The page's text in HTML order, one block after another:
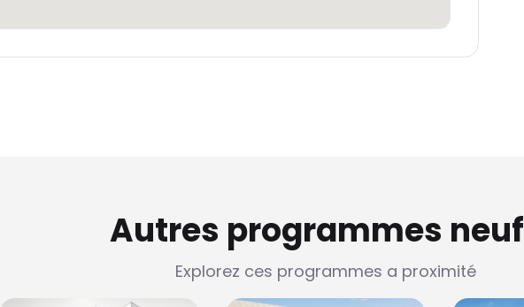
Autres programmes
Explorez ces programmes a proximité